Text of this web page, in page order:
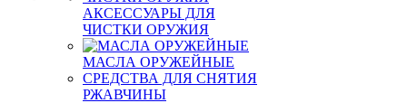
АКСЕССУАРЫ ДЛЯ
ЧИСТКИ ОРУЖИЯ
МАСЛА ОРУЖЕЙНЫЕ
СРЕДСТВА ДЛЯ СНЯТИЯ
РЖАВЧИНЫ